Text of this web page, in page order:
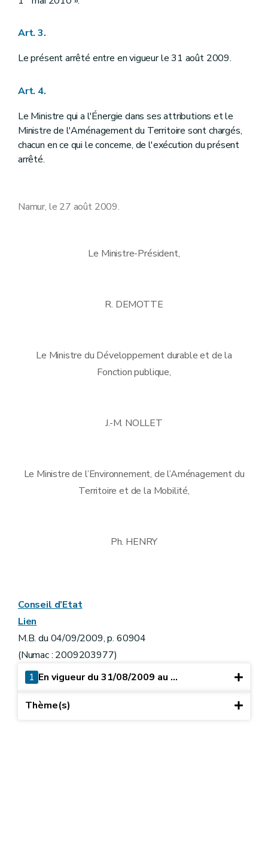
Art. 3.
Le présent arrêté entre en vigueur le 31 août 2009.
Art. 4.
Le Ministre qui a l'Énergie dans ses attributions et le
Ministre de l'Aménagement du Territoire sont chargés,
chacun en ce qui le concerne, de l'exécution du présent
arrêté.
Namur, le 27 août 2009.
Le Ministre-Président,
R. DEMOTTE
Le Ministre du Développement durable et de la
Fonction publique,
J.-M. NOLLET
Le Ministre de l’Environnement, de l’Aménagement du
Territoire et de la Mobilité,
Ph. HENRY
Conseil d’Etat
Lien
M.B. du 04/09/2009, p. 60904
(Numac : 2009203977)
1 En vigueur du 31/08/2009 au ...
Thème(s)